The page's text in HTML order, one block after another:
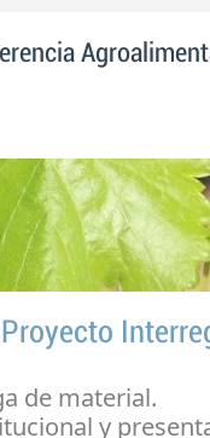
de material.
y